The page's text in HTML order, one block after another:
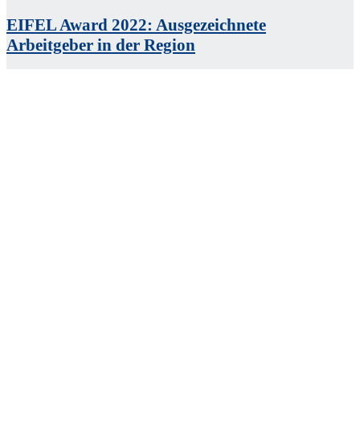
EIFEL Award 2022: Ausgezeichnete
Arbeitgeber in der Region